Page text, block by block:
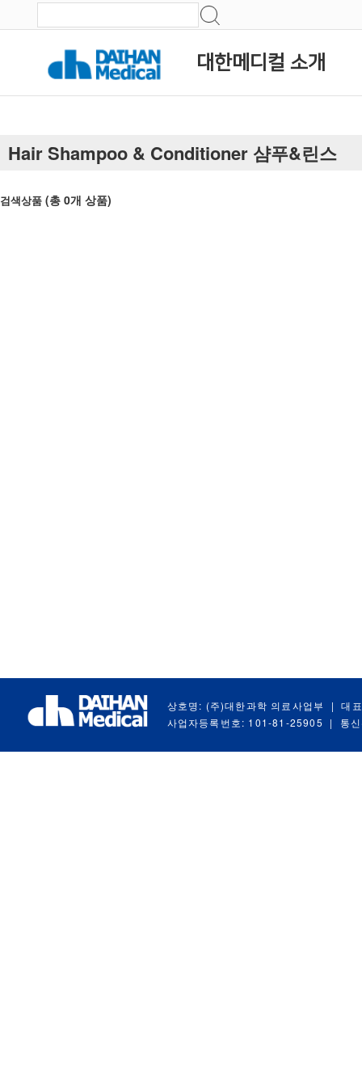
대한메디컬 소개
Hair Shampoo & Conditioner 샴푸&린스
검색상품 (총 0개 상품)
상호명: (주)대한과학 의료사업부 |
대
사업자등록번호: 101-81-25905
| 통